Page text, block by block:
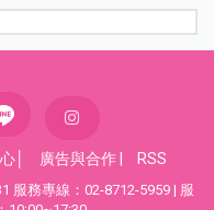
廣告與合作 RSS
服務專線：02-8712-5959 | 服